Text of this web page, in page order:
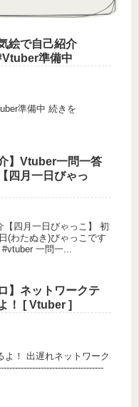
絵で自己紹介
準備中
備中 続きを
】Vtuber一問一答
四月一日びゃっ
四月一日びゃっこ】 初
(わたぬき)びゃっこです
#vtuber 一問一...
】ネットワークテ
！ [ Vtuber ]
ワーク